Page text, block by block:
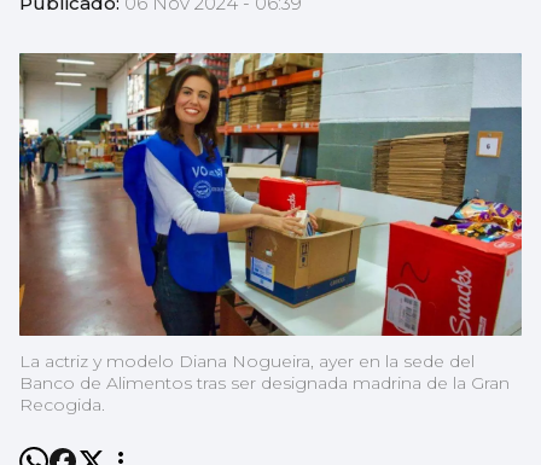
La actriz y modelo Diana Nogueira, ayer en la sede del
Banco de Alimentos tras ser designada madrina de la Gran
Recogida.